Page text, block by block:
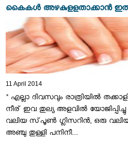
കൈകള്‍ അഴകുളളതാക്കാന്‍
11 April 2014
* എല്ലാ ദിവസവും രാത്രിയില്‍
നീര്‌ ഇവ തുല്യ അളവില്‍
വലിയ സ്‌പൂണ്‍ ഗ്ലിസറിന്‍, ഒരു
അഞ്ചു തുള്ളി പനിനീ...